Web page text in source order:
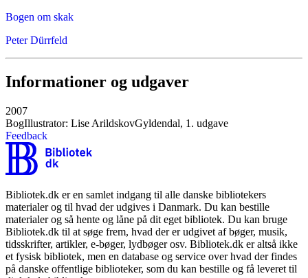
Bogen om skak
Peter Dürrfeld
Informationer og udgaver
2007
BogIllustrator: Lise ArildskovGyldendal, 1. udgave
Feedback
Bibliotek.dk er en samlet indgang til alle danske bibliotekers
materialer og til hvad der udgives i Danmark. Du kan bestille
materialer og så hente og låne på dit eget bibliotek. Du kan bruge
Bibliotek.dk til at søge frem, hvad der er udgivet af bøger, musik,
tidsskrifter, artikler, e-bøger, lydbøger osv. Bibliotek.dk er altså ikke
et fysisk bibliotek, men en database og service over hvad der findes
på danske offentlige biblioteker, som du kan bestille og få leveret til